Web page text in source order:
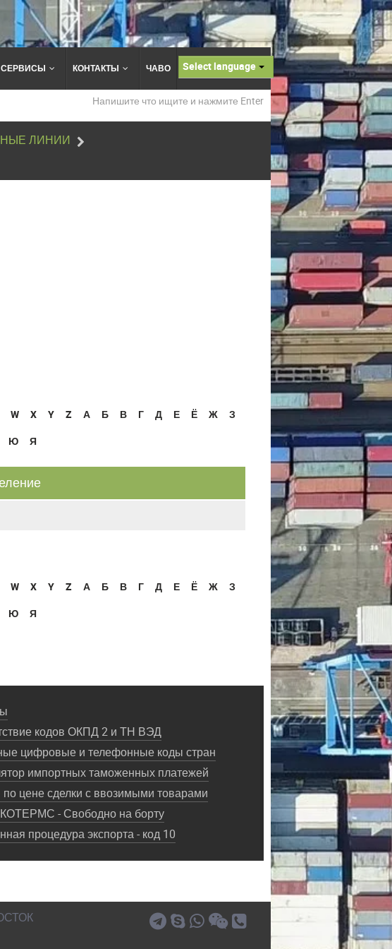
СЕРВИСЫ КОНТАКТЫ ЧАВО Select language
сайту
ЛИНИИ
W X Y Z А Б В Г Д Е Ё Ж
З
Ю Я
W X Y Z А Б В Г Д Е Ё Ж
З
Ю Я
кодов ОКПД 2 и ТН ВЭД
цифровые и телефонные коды стран
импортных таможенных платежей
по цене сделки с ввозимыми товарами
- Свободно на борту
процедура экспорта - код 10